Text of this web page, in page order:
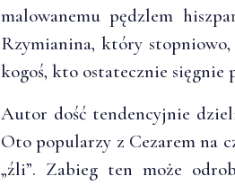
malowanemu pędzlem
Rzymianina, który
kogoś, kto ostatecznie sięgnie
Autor dość tendencyjnie
Oto popularzy z Cezarem na
„źli”. Zabieg ten może